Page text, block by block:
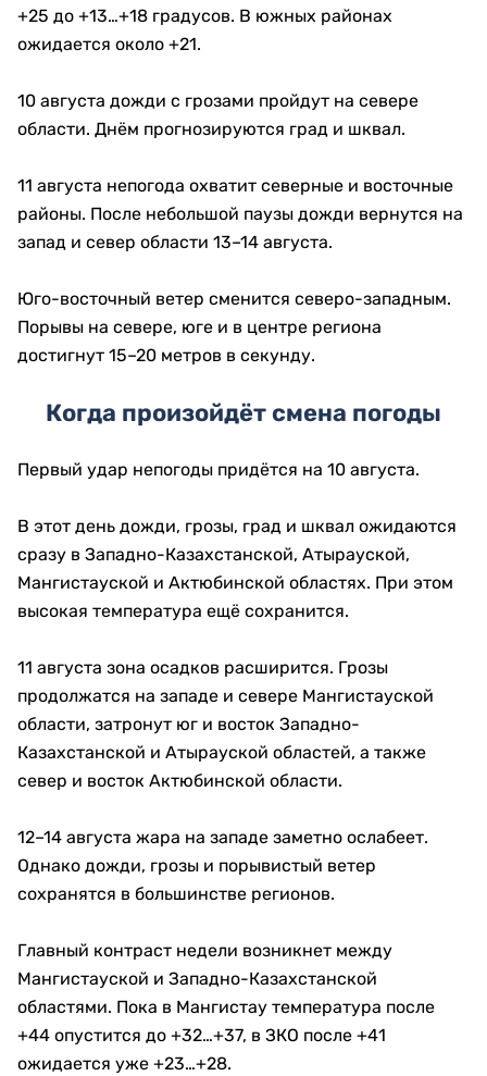
+25 до +13…+18 градусов. В южных районах
ожидается около +21.
10 августа дожди с грозами пройдут на севере
области. Днём прогнозируются град и шквал.
11 августа непогода охватит северные и восточные
районы. После небольшой паузы дожди вернутся на
запад и север области 13–14 августа.
Юго-восточный ветер сменится северо-западным.
Порывы на севере, юге и в центре региона
достигнут 15–20 метров в секунду.
Когда произойдёт смена погоды
Первый удар непогоды придётся на 10 августа.
В этот день дожди, грозы, град и шквал ожидаются
сразу в Западно-Казахстанской, Атырауской,
Мангистауской и Актюбинской областях. При этом
высокая температура ещё сохранится.
11 августа зона осадков расширится. Грозы
продолжатся на западе и севере Мангистауской
области, затронут юг и восток Западно-
Казахстанской и Атырауской областей, а также
север и восток Актюбинской области.
12–14 августа жара на западе заметно ослабеет.
Однако дожди, грозы и порывистый ветер
сохранятся в большинстве регионов.
Главный контраст недели возникнет между
Мангистауской и Западно-Казахстанской
областями. Пока в Мангистау температура после
+44 опустится до +32…+37, в ЗКО после +41
ожидается уже +23…+28.